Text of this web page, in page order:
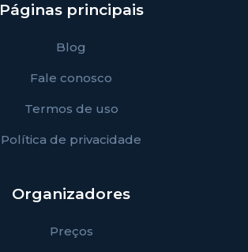
Páginas principais
Blog
Fale conosco
Termos de uso
Política de privacidade
Organizadores
Preços